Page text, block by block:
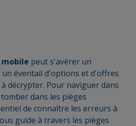
peut s'avérer un
un éventail d'options et d'offres
décrypter. Pour naviguer dans
dans les pièges
de connaître les erreurs à
guide à travers les pièges